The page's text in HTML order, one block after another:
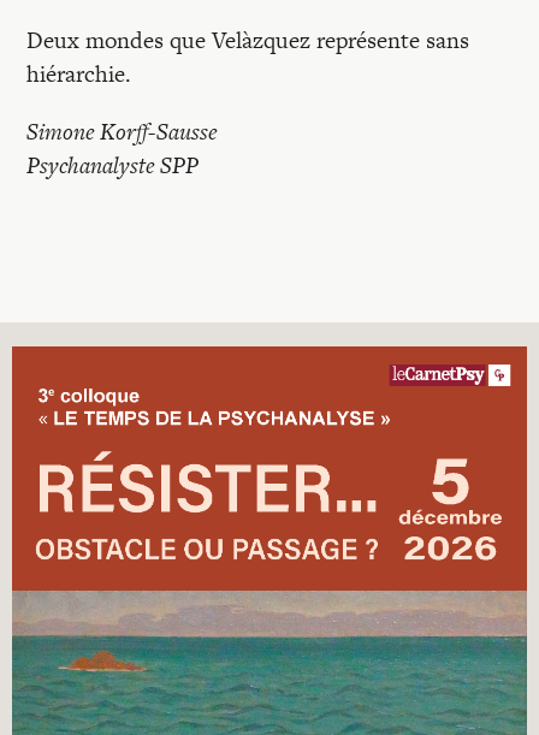
Deux mondes que Velàzquez représente sans
hiérarchie.
Simone Korff-Sausse
Psychanalyste SPP